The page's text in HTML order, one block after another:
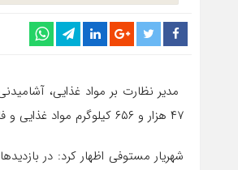
۴۷ هزار و ۶۵۶ کیلوگرم مواد غذایی و فاسد امحا شده است.
شهریار مستوفی اظهار کرد: در